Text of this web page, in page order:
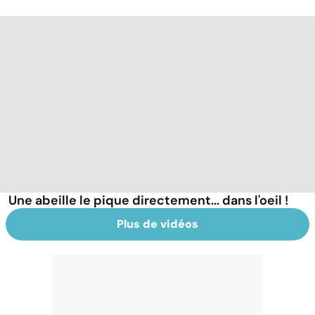
Une abeille le pique directement... dans l'oeil !
Plus de vidéos